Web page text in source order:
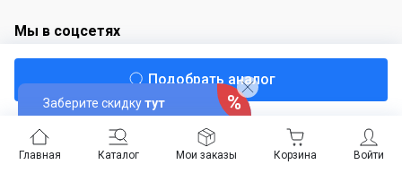
Главная Каталог Войти
Мои заказы Корзина
Подобрать аналог
Заберите скидкутут
Мы в соцсетях
Скачайте приложение